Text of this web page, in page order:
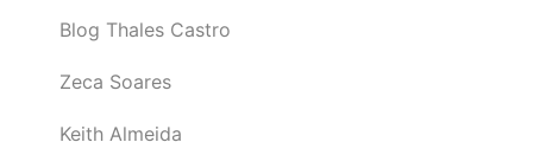
Blog Thales Castro
Zeca Soares
Keith Almeida